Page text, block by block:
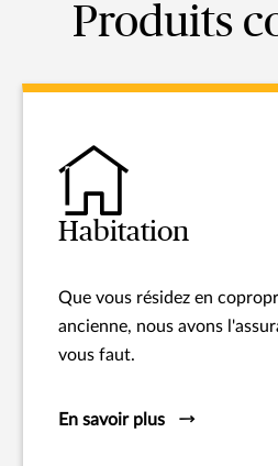
Produits
Habitation
Que vous résidez en
ancienne, nous avons
vous faut.
En savoir plus